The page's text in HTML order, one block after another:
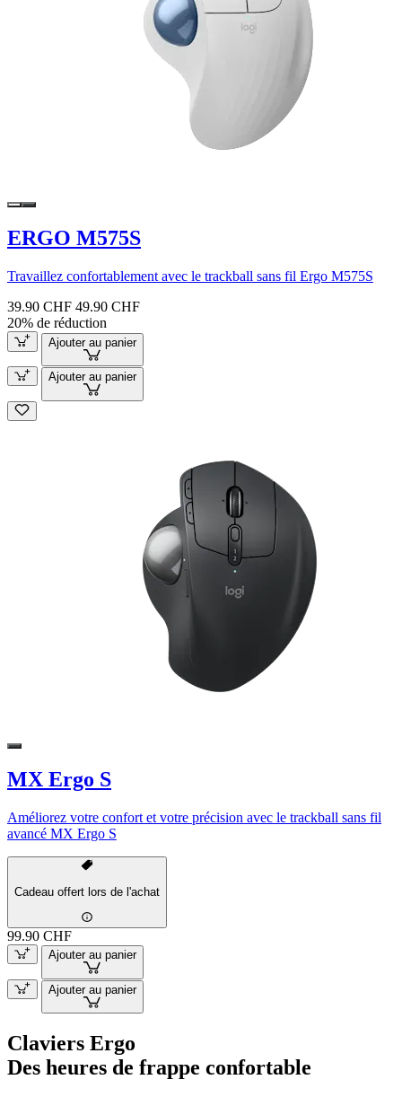
ERGO M575S
Travaillez confortablement avec le trackball sans fil Ergo M575S
39.90 CHF 49.90 CHF
20% de réduction
Ajouter au panier
Ajouter au panier
MX Ergo S
Améliorez votre confort et votre précision avec le trackball sans fil
avancé MX Ergo S
Cadeau offert lors de l'achat
99.90 CHF
Ajouter au panier
Ajouter au panier
Claviers Ergo
Des heures de frappe confortable